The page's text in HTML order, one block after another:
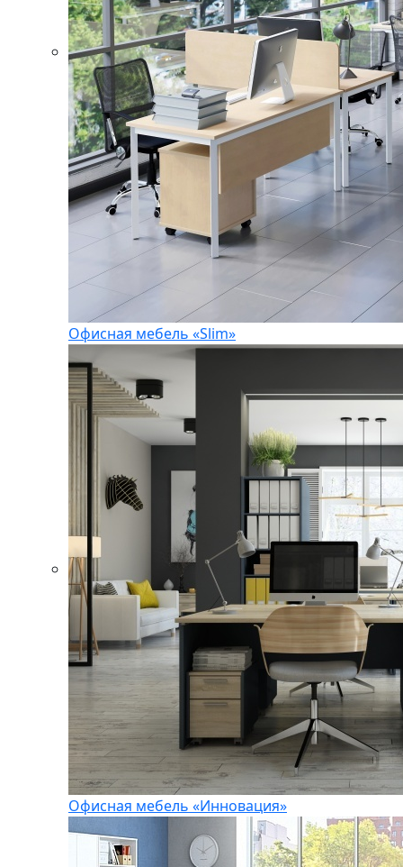
Офисная мебель «Slim»
Офисная мебель «Инновация»